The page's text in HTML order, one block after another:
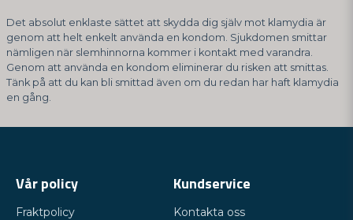
Det absolut enklaste sättet att skydda dig själv mot klamydia är
genom att helt enkelt använda en kondom. Sjukdomen smittar
nämligen när slemhinnorna kommer i kontakt med varandra.
Genom att använda en kondom eliminerar du risken att smittas.
Tänk på att du kan bli smittad även om du redan har haft klamydia
en gång.
Vår policy
Fraktpolicy
Kundservice
Kontakta oss